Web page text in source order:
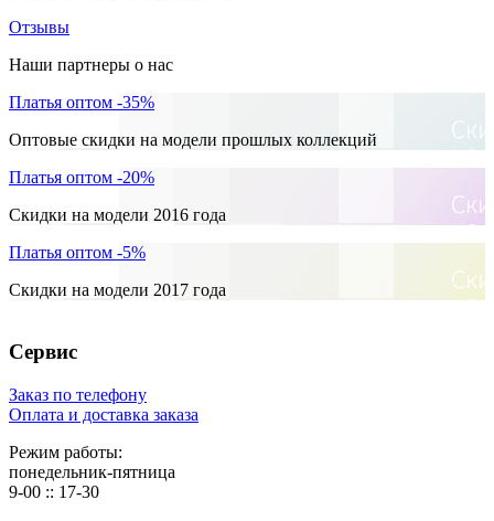
Отзывы
Наши партнеры о нас
Платья оптом -35%
Оптовые скидки на модели прошлых коллекций
Платья оптом -20%
Скидки на модели 2016 года
Платья оптом -5%
Скидки на модели 2017 года
Сервис
Заказ по телефону
Оплата и доставка заказа
Режим работы:
понедельник-пятница
9-00 :: 17-30